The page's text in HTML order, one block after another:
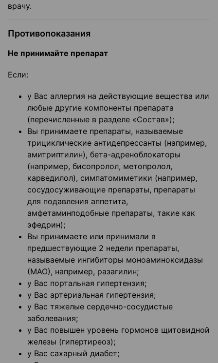
врачу.
Противопоказания
Не принимайте препарат
Если:
у Вас аллергия на действующие вещества или
любые другие компоненты препарата
(перечисленные в разделе «Состав»);
Вы принимаете препараты, называемые
трициклические антидепрессанты (например,
амитриптилин), бета-адреноблокаторы
(например, бисопролол, метопролол,
карведилол), симпатомиметики (например,
сосудосуживающие препараты, препараты
для подавления аппетита,
амфетаминподобные препараты, такие как
эфедрин);
Вы принимаете или принимали в
предшествующие 2 недели препараты,
называемые ингибиторы моноаминоксидазы
(МАО), например, разагилин;
у Вас портальная гипертензия;
у Вас артериальная гипертензия;
у Вас тяжелые сердечно-сосудистые
заболевания;
у Вас повышен уровень гормонов щитовидной
железы (гипертиреоз);
у Вас сахарный диабет;